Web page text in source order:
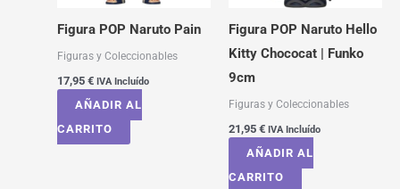
Figura POP Naruto Pain
Figuras y Coleccionables
17,95 € IVA Incluído
AÑADIR AL
CARRITO
Figura POP Naruto Hello
Kitty Chococat | Funko
9cm
Figuras y Coleccionables
21,95 € IVA Incluído
AÑADIR AL
CARRITO